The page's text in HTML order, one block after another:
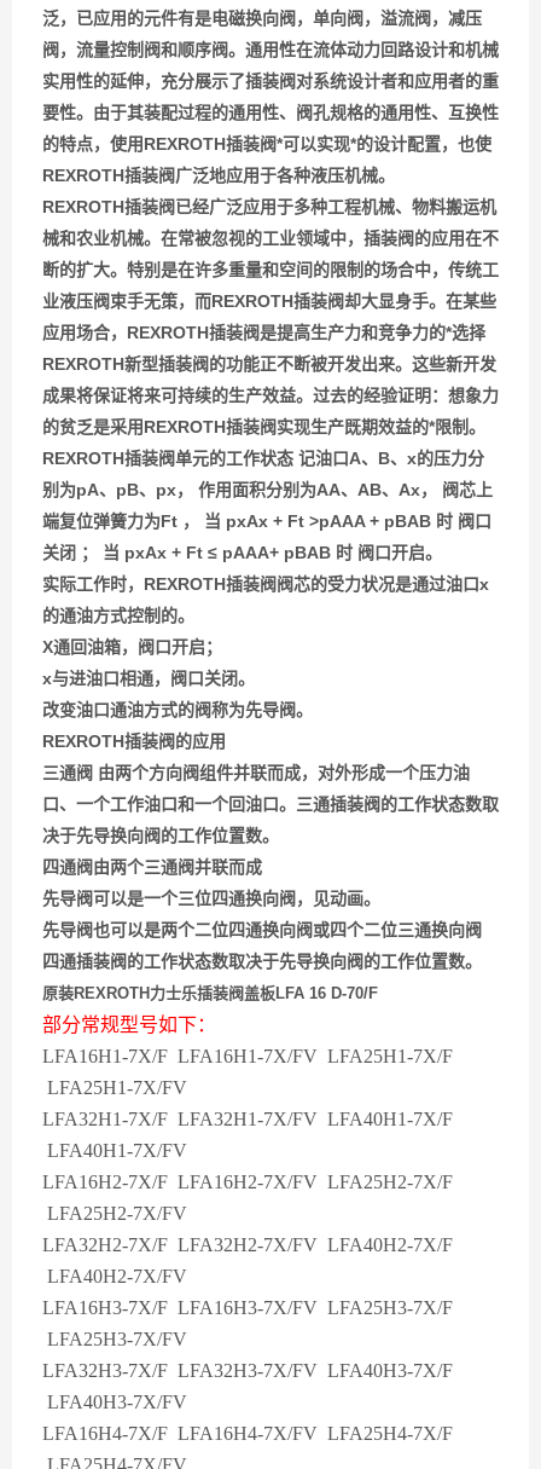
泛，已应用的元件有是电磁换向阀，单向阀，溢流阀，减压
阀，流量控制阀和顺序阀。通用性在流体动力回路设计和机械
实用性的延伸，充分展示了插装阀对系统设计者和应用者的重
要性。由于其装配过程的通用性、阀孔规格的通用性、互换性
的特点，使用REXROTH插装阀*可以实现*的设计配置，也使
REXROTH插装阀广泛地应用于各种液压机械。
REXROTH插装阀已经广泛应用于多种工程机械、物料搬运机
械和农业机械。在常被忽视的工业领域中，插装阀的应用在不
断的扩大。特别是在许多重量和空间的限制的场合中，传统工
业液压阀束手无策，而REXROTH插装阀却大显身手。在某些
应用场合，REXROTH插装阀是提高生产力和竞争力的*选择
REXROTH新型插装阀的功能正不断被开发出来。这些新开发
成果将保证将来可持续的生产效益。过去的经验证明：想象力
的贫乏是采用REXROTH插装阀实现生产既期效益的*限制。
REXROTH插装阀单元的工作状态 记油口A、B、x的压力分
别为pA、pB、px， 作用面积分别为AA、AB、Ax， 阀芯上
端复位弹簧力为Ft ， 当 pxAx + Ft >pAAA + pBAB 时 阀口
关闭 ； 当 pxAx + Ft ≤ pAAA+ pBAB 时 阀口开启。
实际工作时，REXROTH插装阀阀芯的受力状况是通过油口x
的通油方式控制的。
X通回油箱，阀口开启；
x与进油口相通，阀口关闭。
改变油口通油方式的阀称为先导阀。
REXROTH插装阀的应用
三通阀 由两个方向阀组件并联而成，对外形成一个压力油
口、一个工作油口和一个回油口。三通插装阀的工作状态数取
决于先导换向阀的工作位置数。
四通阀由两个三通阀并联而成
先导阀可以是一个三位四通换向阀，见动画。
先导阀也可以是两个二位四通换向阀或四个二位三通换向阀
四通插装阀的工作状态数取决于先导换向阀的工作位置数。
原装REXROTH力士乐插装阀盖板LFA 16 D-70/F
部分常规型号如下：
LFA16H1-7X/F LFA16H1-7X/FV LFA25H1-7X/F
LFA25H1-7X/FV
LFA32H1-7X/F LFA32H1-7X/FV LFA40H1-7X/F
LFA40H1-7X/FV
LFA16H2-7X/F LFA16H2-7X/FV LFA25H2-7X/F
LFA25H2-7X/FV
LFA32H2-7X/F LFA32H2-7X/FV LFA40H2-7X/F
LFA40H2-7X/FV
LFA16H3-7X/F LFA16H3-7X/FV LFA25H3-7X/F
LFA25H3-7X/FV
LFA32H3-7X/F LFA32H3-7X/FV LFA40H3-7X/F
LFA40H3-7X/FV
LFA16H4-7X/F LFA16H4-7X/FV LFA25H4-7X/F
LFA25H4-7X/FV